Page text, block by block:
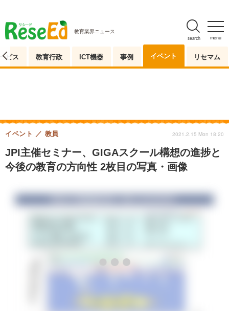
menu
search
教育業界ニュース
ビス 教育行政 ICT機器 事例 イベント リセマム
JPI主催セミナー、GIGAスクール構想の進捗と
今後の教育の方向性 2枚目の写真・画像
イベント 教員 2021.2.15 Mon 18:20